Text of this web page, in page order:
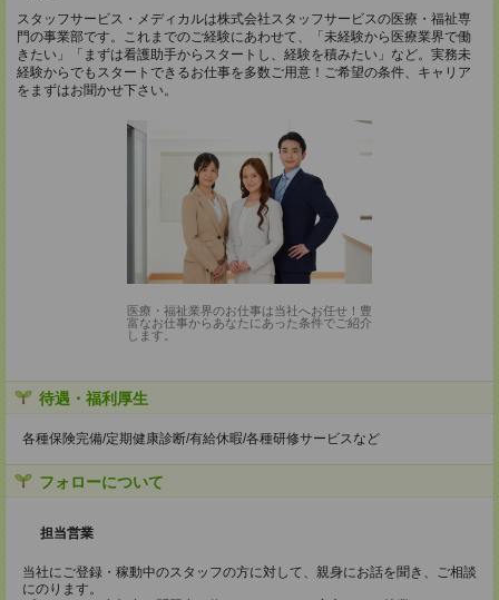
スタッフサービス・メディカルは株式会社スタッフサービスの医療・福祉専
門の事業部です。これまでのご経験にあわせて、「未経験から医療業界で働
きたい」「まずは看護助手からスタートし、経験を積みたい」など。実務未
経験からでもスタートできるお仕事を多数ご用意！ご希望の条件、キャリア
をまずはお聞かせ下さい。
医療・福祉業界のお仕事は当社へお任せ！豊
富なお仕事からあなたにあった条件でご紹介
します。
待遇・福利厚生
各種保険完備/定期健康診断/有給休暇/各種研修サービスなど
フォローについて
担当営業
当社にご登録・稼動中のスタッフの方に対して、親身にお話を聞き、ご相談
にのります。